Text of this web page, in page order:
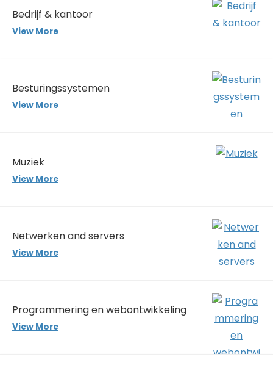
Bedrijf & kantoor
View More
Besturingssystemen
View More
Muziek
View More
Netwerken and servers
View More
Programmering en webontwikkeling
View More